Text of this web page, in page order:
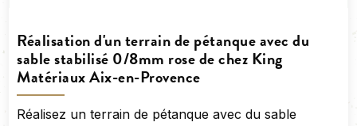
Réalisation d'un terrain de pétanque avec du
sable stabilisé 0/8mm rose de chez King
Matériaux Aix-en-Provence
Réalisez un terrain de pétanque avec du sable